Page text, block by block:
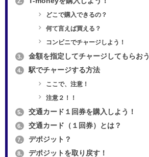
どこで購入できるの？
何て言えば買える？
コンビニでチャージしよう！
3. 金額を指定してチャージしてもらおう
4. 駅でチャージする方法
ここで、注意！
注意２！！
5. 交通カード１回券を購入しよう！
6. 交通カード（１回券）とは？
7. デポジット？
8. デポジットを取り戻す！